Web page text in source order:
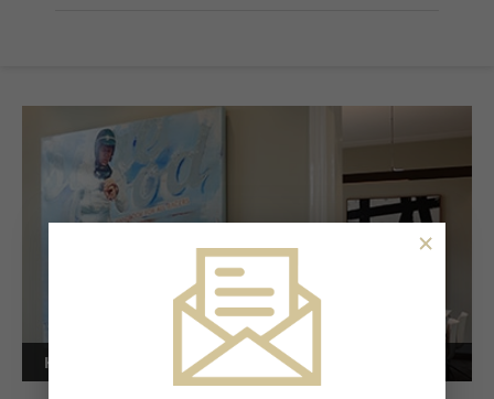
Kunstuitleen voor bedrijven
×